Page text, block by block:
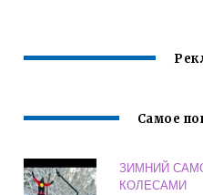
Самое
ЗИМНИЙ
КОЛЕСАМИ